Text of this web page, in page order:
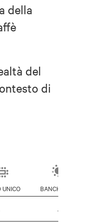
della
del
di
UNICO BANCHETTO
-